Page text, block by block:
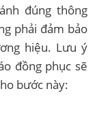
đúng thông
phải đảm bảo
hiệu. Lưu ý
đồng phục sẽ
bước này: